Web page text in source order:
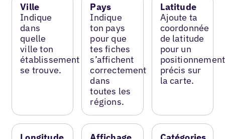
Ville
Indique
dans
quelle
ville ton
établissement
se trouve.
Pays
Indique
ton pays
pour que
tes fiches
s’affichent
correctement
dans
toutes les
régions.
Latitude
Ajoute ta
coordonnée
de latitude
pour un
positionnement
précis sur
la carte.